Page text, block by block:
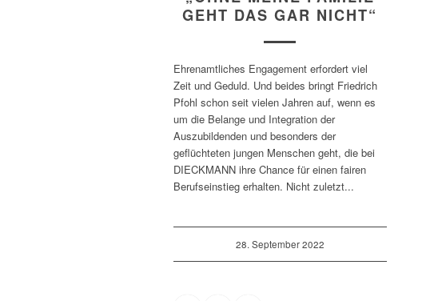
GEHT DAS GAR NICHT“
Ehrenamtliches Engagement erfordert viel
Zeit und Geduld. Und beides bringt Friedrich
Pfohl schon seit vielen Jahren auf, wenn es
um die Belange und Integration der
Auszubildenden und besonders der
geflüchteten jungen Menschen geht, die bei
DIECKMANN ihre Chance für einen fairen
Berufseinstieg erhalten. Nicht zuletzt...
28. September 2022